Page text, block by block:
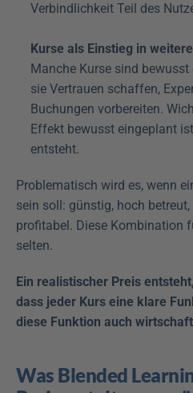
Verbindlichkeit Teil des
Kurse als Einstieg in
Manche Kurse sind
sie Vertrauen schaffen,
Buchungen vorbereiten.
Effekt bewusst eingeplant
entsteht.
Problematisch wird es, wenn
sein soll: günstig, hoch
profitabel. Diese Kombination
selten.
Ein realistischer Preis
dass jeder Kurs eine klare
diese Funktion auch
Was Blended